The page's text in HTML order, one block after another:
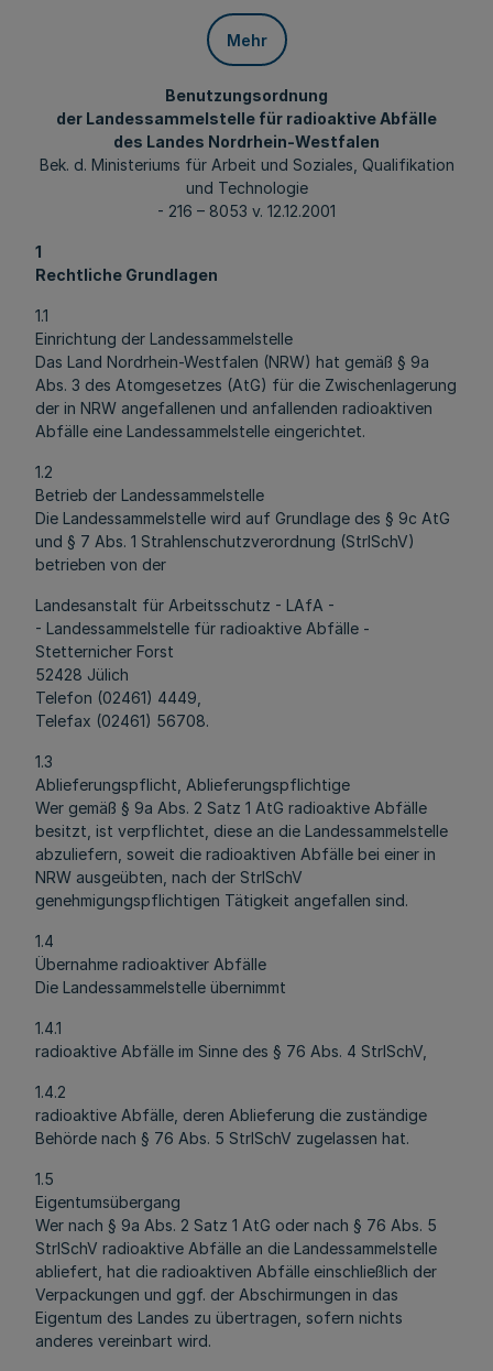
Mehr
Benutzungsordnung
der Landessammelstelle für radioaktive Abfälle
des Landes Nordrhein-Westfalen
Bek. d. Ministeriums für Arbeit und Soziales, Qualifikation
und Technologie
- 216 – 8053 v. 12.12.2001
1
Rechtliche Grundlagen
1.1
Einrichtung der Landessammelstelle
Das Land Nordrhein-Westfalen (NRW) hat gemäß § 9a
Abs. 3 des Atomgesetzes (AtG) für die Zwischenlagerung
der in NRW angefallenen und anfallenden radioaktiven
Abfälle eine Landessammelstelle eingerichtet.
1.2
Betrieb der Landessammelstelle
Die Landessammelstelle wird auf Grundlage des § 9c AtG
und § 7 Abs. 1 Strahlenschutzverordnung (StrlSchV)
betrieben von der
Landesanstalt für Arbeitsschutz - LAfA -
- Landessammelstelle für radioaktive Abfälle -
Stetternicher Forst
52428 Jülich
Telefon (02461) 4449,
Telefax (02461) 56708.
1.3
Ablieferungspflicht, Ablieferungspflichtige
Wer gemäß § 9a Abs. 2 Satz 1 AtG radioaktive Abfälle
besitzt, ist verpflichtet, diese an die Landessammelstelle
abzuliefern, soweit die radioaktiven Abfälle bei einer in
NRW ausgeübten, nach der StrlSchV
genehmigungspflichtigen Tätigkeit angefallen sind.
1.4
Übernahme radioaktiver Abfälle
Die Landessammelstelle übernimmt
1.4.1
radioaktive Abfälle im Sinne des § 76 Abs. 4 StrlSchV,
1.4.2
radioaktive Abfälle, deren Ablieferung die zuständige
Behörde nach § 76 Abs. 5 StrlSchV zugelassen hat.
1.5
Eigentumsübergang
Wer nach § 9a Abs. 2 Satz 1 AtG oder nach § 76 Abs. 5
StrlSchV radioaktive Abfälle an die Landessammelstelle
abliefert, hat die radioaktiven Abfälle einschließlich der
Verpackungen und ggf. der Abschirmungen in das
Eigentum des Landes zu übertragen, sofern nichts
anderes vereinbart wird.